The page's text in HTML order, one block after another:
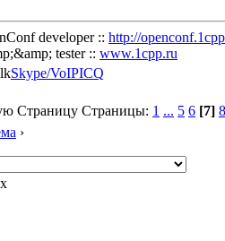
developer :: http://
tester :: www.1cpp.ru
Skype/VoIPICQ
Страницы: 1 ... 5 6 [7] 8
›